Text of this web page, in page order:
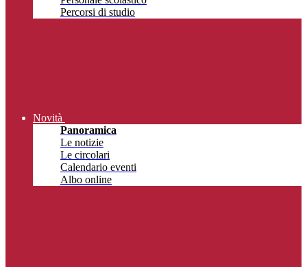
Percorsi di studio
Novità
Panoramica
Le notizie
Le circolari
Calendario eventi
Albo online